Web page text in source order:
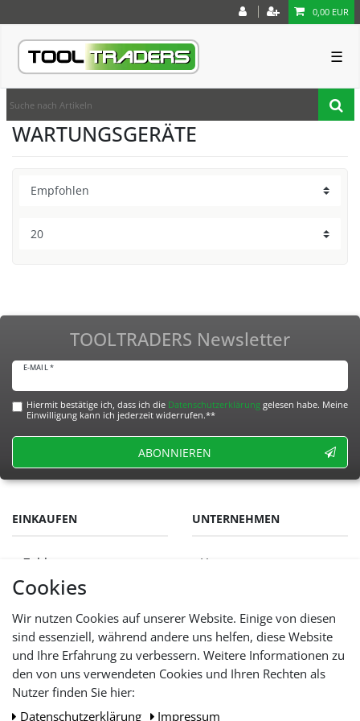
Cookies
Wir nutzen Cookies auf unserer Website. Einige von diesen
sind essenziell, während andere uns helfen, diese Website
und Ihre Erfahrung zu verbessern. Weitere Informationen zu
den von uns verwendeten Cookies und Ihren Rechten als
Nutzer finden Sie hier:
Daten­schutz­erklärung
Impressum
0,00 EUR
☰
WARTUNGSGERÄTE
TOOLTRADERS Newsletter
E-MAIL *
Hiermit bestätige ich, dass ich die Daten­schutz­erklärunggelesen habe. Meine
Einwilligung kann ich jederzeit widerrufen.**
ABONNIEREN
EINKAUFEN
Zahlungsarten
Versandkosten
AGB
Widerrufsrecht
Vertrag widerrufen
Datenschutz
Hilfe
Lieferfristen und
Lieferbeschränkung
UNTERNEHMEN
Home
Impressum
Umwelt / Batterie Gesetz
Stellenangebote